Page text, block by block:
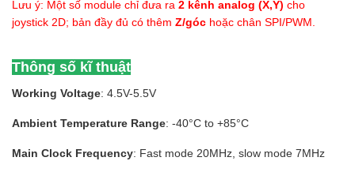
Lưu ý: Một số module chỉ đưa ra 2 kênh analog (X,Y) cho
joystick 2D; bản đầy đủ có thêm Z/góc hoặc chân SPI/PWM.
Thông số kĩ thuật
Working Voltage: 4.5V-5.5V
Ambient Temperature Range: -40°C to +85°C
Main Clock Frequency: Fast mode 20MHz, slow mode 7MHz